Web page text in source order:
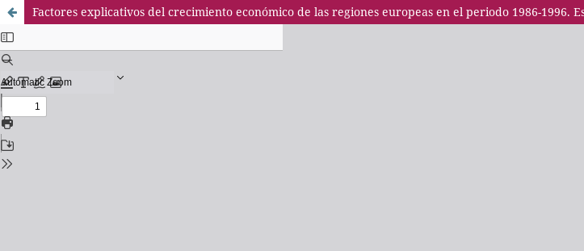
Factores explicativos del crecimiento económico de las regiones europeas en el periodo 1986-1996.